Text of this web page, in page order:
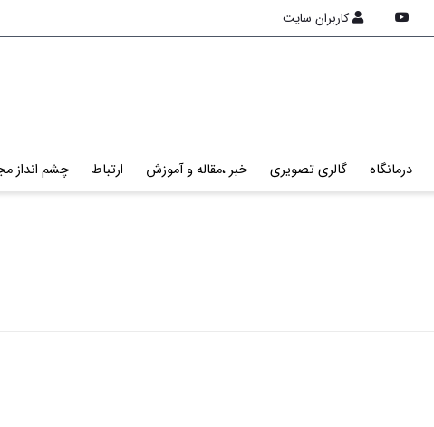
کاربران سایت
درمانگاه گالری تصویری خبر ،مقاله و آموزش ارتباط چشم انداز